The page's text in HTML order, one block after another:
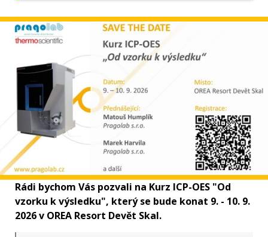
Rádi bychom Vás pozvali na Kurz ICP-OES "Od
vzorku k výsledku", který se bude konat 9. - 10. 9.
2026 v OREA Resort Devět Skal.